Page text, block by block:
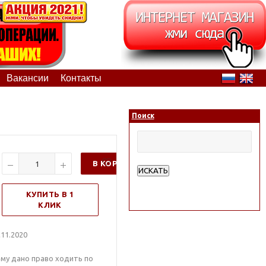
Вакансии Контакты
В КОРЗИНУ
КУПИТЬ В 1
КЛИК
дано право ходить по
Поиск
ИСКАТЬ